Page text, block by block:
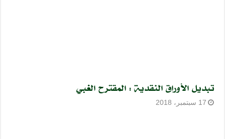
تبديل الأوراق النقدية : المقترح الغبي
17 سبتمبر، 2018